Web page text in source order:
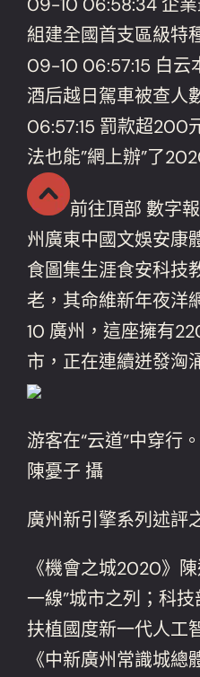
組建全國首支區級
09-10 06:57:15 白云
酒后越日駕車被查
06:57:15 罰款超200
法也能”網上辦”了
前往頂部 數字
州廣東中國文娛安康
食圖集生涯食安科技
老，其命維新年夜
10 廣州，這座擁有
市，正在連續迸發洶
游客在“云道”中穿行
陳憂子 攝
廣州新引擎系列述評
《機會之城2020》
一線”城市之列；科
扶植國度新一代人工
《中新廣州常識城